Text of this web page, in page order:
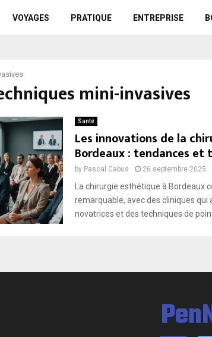
VOYAGES PRATIQUE ENTREPRISE
mini-invasives
Santé
Les innovations de la
Bordeaux : tendances et
by Pascal Cabus 26 septembre 2025
La chirurgie esthétique à Bordeaux
remarquable, avec des cliniques qui
novatrices et des techniques de